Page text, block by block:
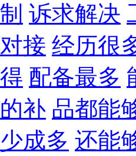
制 诉求解决
对接 经历很
得 配备最多
的补 品都能
少成多 还能